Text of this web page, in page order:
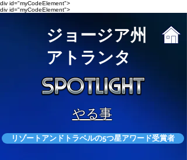
div id="myCodeElement">
div id="myCodeElement">
ジョージア州
アトランタ
やる事
リゾートアンドトラベルの5つ星アワード受賞者